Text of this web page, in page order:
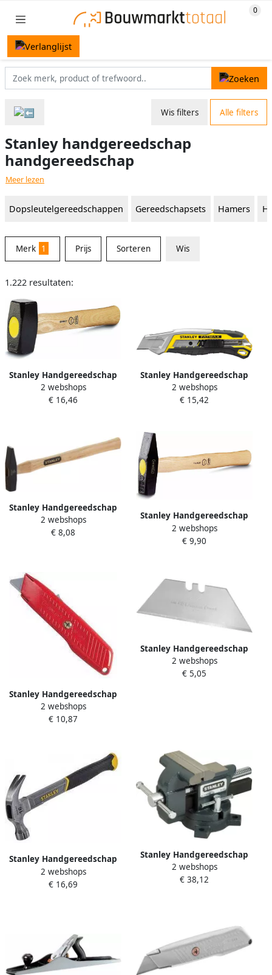
Wis filters Alle filters
Stanley handgereedschap
handgereedschap
Meer lezen
Dopsleutelgereedschappen Gereedschapsets Hamers
Merk 1 Prijs Sorteren Wis
1.222 resultaten:
Stanley Handgereedschap
Vuist 1250gr 1-54-052
2 webshops
€ 16,46
Stanley Handgereedschap
FATMAX AFBREEKMES
QUICK SNAP 18MM
2 webshops
€ 15,42
Stanley Handgereedschap
Bankhamer Hout 100gr 1-
51-171
2 webshops
€ 8,08
Stanley Handgereedschap
Bankhamer Hout 300gr 1-
51-173
2 webshops
€ 9,90
Stanley Handgereedschap
Stanley Veiligheidsmes 0-
10-189
2 webshops
€ 10,87
Stanley Handgereedschap
Reserve Mesjes 1992 zonder
gaten 10 stuks dispenser 2-
2 webshops
€ 5,05
Stanley Handgereedschap
Klauwhamer Glasvezel
STHT0-51309
2 webshops
€ 16,69
Stanley Handgereedschap
100mm Bankschroef 1-83-
065
2 webshops
€ 38,12